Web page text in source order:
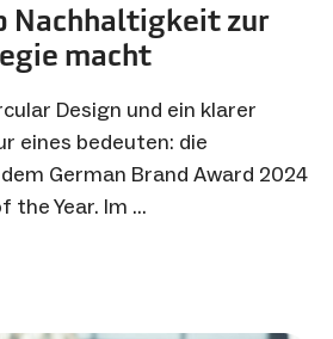
Nachhaltigkeit zur
macht
Design und ein klarer
eines bedeuten: die
German Brand Award 2024
the Year. Im …